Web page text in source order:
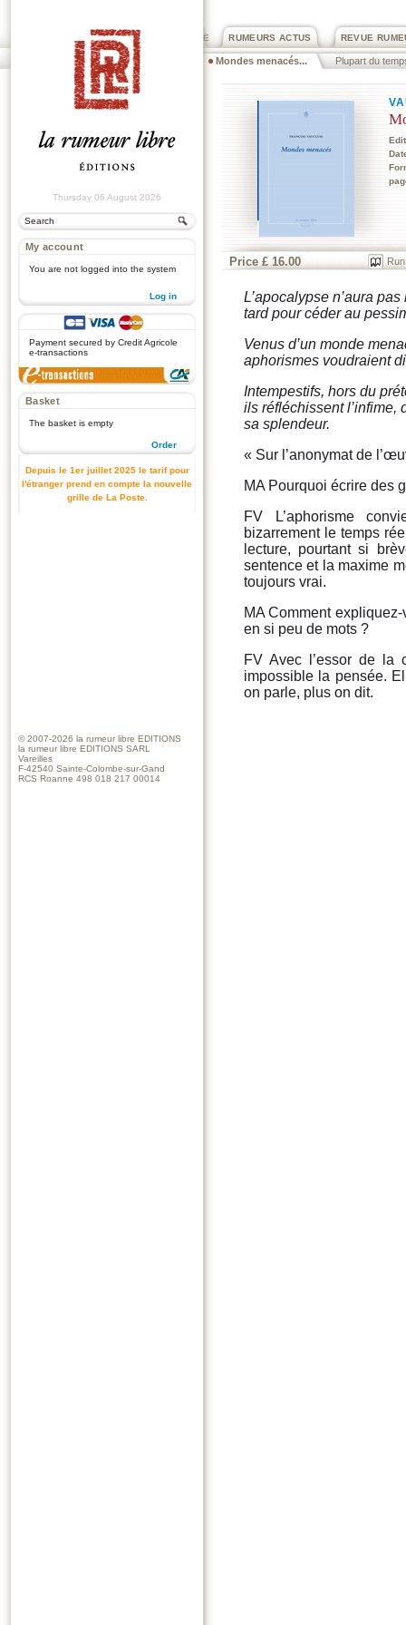
REVUE
RUMEURS ACTUS
PRIX ROGER DEXTRE
Mondes menacés... Plupart du
Thursday 06 August 2026
My account
You are not logged into the system
Log in
Payment secured by Credit Agricole
e-transactions
Basket
The basket is empty
Order
Depuis le 1er juillet 2025 le tarif pour
l'étranger prend en compte la nouvelle
grille de La Poste.
Price £ 16.00
L’apocalypse n’aura
tard pour céder au
Venus d’un monde
aphorismes voudraient
Intempestifs, hors du
ils réfléchissent l’infime,
sa splendeur.
« Sur l’anonymat de
MA Pourquoi écrire des
FV L’aphorisme
bizarrement le temps
lecture, pourtant si
sentence et la maxime
toujours vrai.
MA Comment
en si peu de mots ?
FV Avec l’essor de la
impossible la pensée.
on parle, plus on dit.
© 2007-2026 la rumeur libre EDITIONS
la rumeur libre EDITIONS SARL
Vareilles
F-42540 Sainte-Colombe-sur-Gand
RCS Roanne 498 018 217 00014